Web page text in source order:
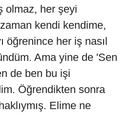
olmaz, her şeyi
kendi kendime,
öğrenince her iş nasıl
Ama yine de 'Sen
de ben bu işi
Öğrendikten sonra
Elime ne